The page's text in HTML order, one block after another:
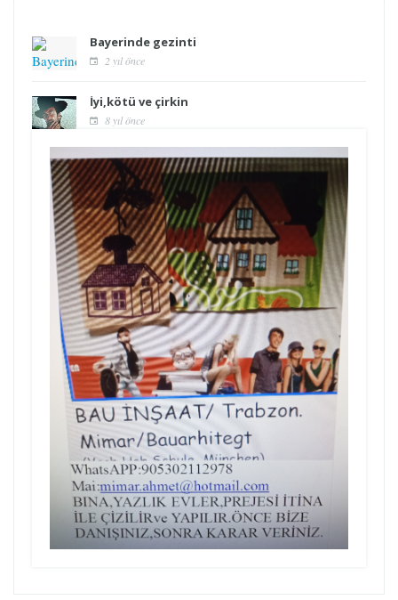
Bayerinde gezinti
2 yıl önce
İyi,kötü ve çirkin
8 yıl önce